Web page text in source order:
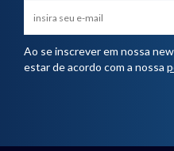
Ao se inscrever em nossa
estar de acordo com a nossa